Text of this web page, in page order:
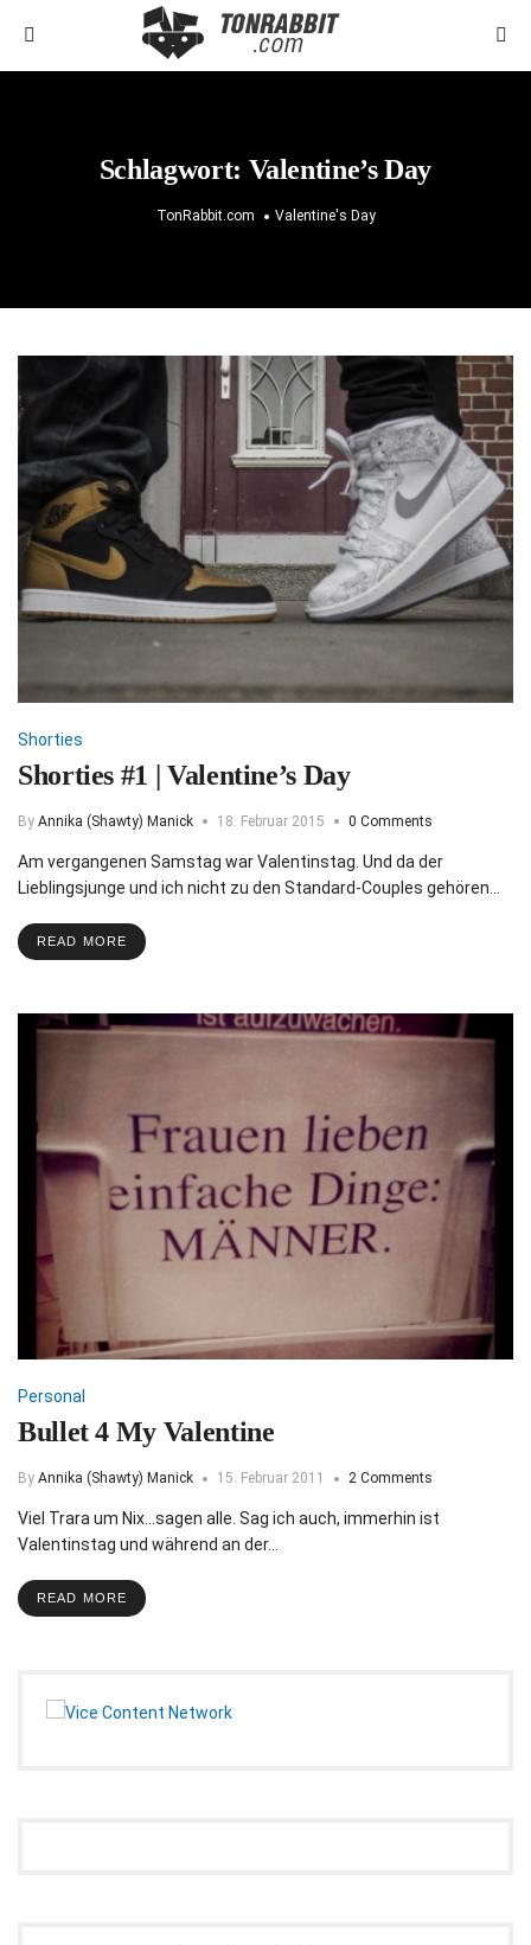
Schlagwort: Valentine’s Day
TonRabbit.com Valentine's Day
Shorties
Shorties #1 | Valentine’s Day
By Annika (Shawty) Manick 18. Februar 2015 0 Comments
Am vergangenen Samstag war Valentinstag. Und da der
Lieblingsjunge und ich nicht zu den Standard-Couples gehören…
READ MORE
Personal
Bullet 4 My Valentine
By Annika (Shawty) Manick 15. Februar 2011 2 Comments
Viel Trara um Nix...sagen alle. Sag ich auch, immerhin ist
Valentinstag und während an der…
READ MORE